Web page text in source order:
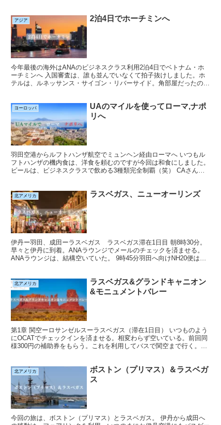
アジア 2泊4日でホーチミンへ
今年最後の海外はANAのビジネスクラス利用2泊4日でベトナム・ホ
ーチミンへ 入国審査は、誰も並んでいなくて拍子抜けしました。ホ
テルは、ルネッサンス・サイゴン・リバーサイド。角部屋だったので
ヨーロッパ
UAのマイルを使ってローマ,ナポ
リへ
羽田空港からルフトハンザ航空でミュンヘン経由ローマへ いつもル
フトハンザの機内食は、洋食を頼むのですが今回は和食にしました。
ビールは、ビジネスクラスで飲める3種類完全制覇（笑） CAさんか
北アメリカ ラスベガス、ニューオーリンズ
伊丹ー羽田、成田ーラスベガス ラスベガス滞在1日目 朝8時30分。
早々と伊丹に到着。ANAラウンジでメールのチェックを済ませる。
ANAラウンジは、結構空いていた。 9時45分羽田へ向けNH20便は出
北アメリカ
ラスベガス&グランドキャニオン
&モニュメントバレー
第1章 関空ーロサンゼルスーラスベガス（滞在1日目） いつものよう
にOCATでチェックインを済ませる。相変わらず空いている。前回同
様300円の補助券をもらう。これを利用してバスで関空まで行く。今
北アメリカ
ボストン（プリマス）＆ラスベガ
ス
今回の旅は、ボストン（プリマス）とラスベガス。 伊丹から成田へ